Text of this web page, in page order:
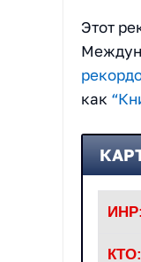
Этот
как
ИНР:
КТО: